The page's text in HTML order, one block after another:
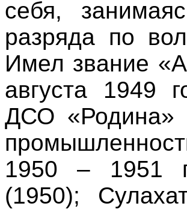
себя,
разряда по
Имел звание
августа 1949
ДСО «Родина»
1950 – 1951
(1950);